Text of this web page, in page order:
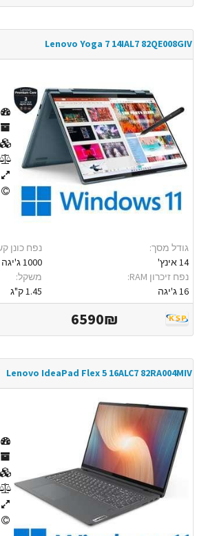
Lenovo Yoga 7 14IAL7 82QE008GIV
גודל מסך:
14 אינץ'
נפח זיכרון RAM:
16 ג'יגה
נפח כונן
1000 ג'יגה
משקל:
1.45 ק"ג
6590₪
Lenovo IdeaPad Flex 5 16ALC7 82RA004MIV